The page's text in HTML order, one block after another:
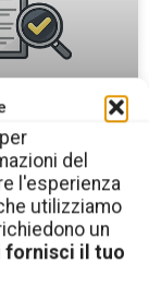
del
l'esperienza
utilizziamo
un
fornisci il tuo